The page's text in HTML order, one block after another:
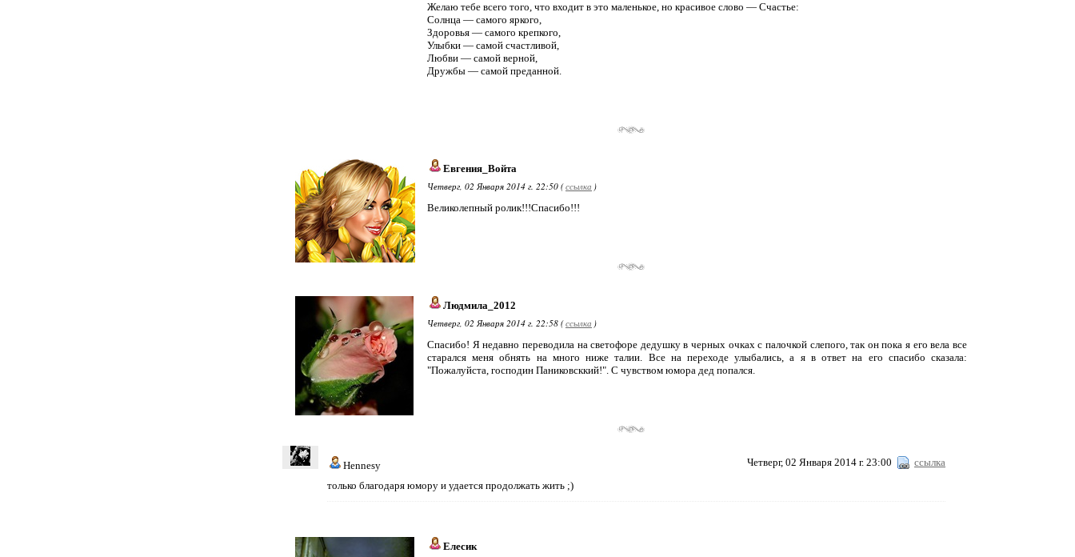
Желаю тебе всего того, что входит в это маленькое, но красивое слово — Счастье:
Солнца — самого яркого,
Здоровья — самого крепкого,
Улыбки — самой счастливой,
Любви — самой верной,
Дружбы — самой преданной.
Евгения_Войта
Четверг, 02 Января 2014 г. 22:50 (ссылка )
Великолепный ролик!!!Спасибо!!!
Людмила_2012
Четверг, 02 Января 2014 г. 22:58 (ссылка )
Спасибо! Я недавно переводила на светофоре дедушку в черных очках с палочкой слепого, так он пока я его вела все
старался меня обнять на много ниже талии. Все на переходе улыбались, а я в ответ на его спасибо сказала:
"Пожалуйста, господин Паниковсккий!". С чувством юмора дед попался.
Четверг, 02 Января 2014 г. 23:00 ссылка
Hennesy
только благодаря юмору и удается продолжать жить ;)
Елесик